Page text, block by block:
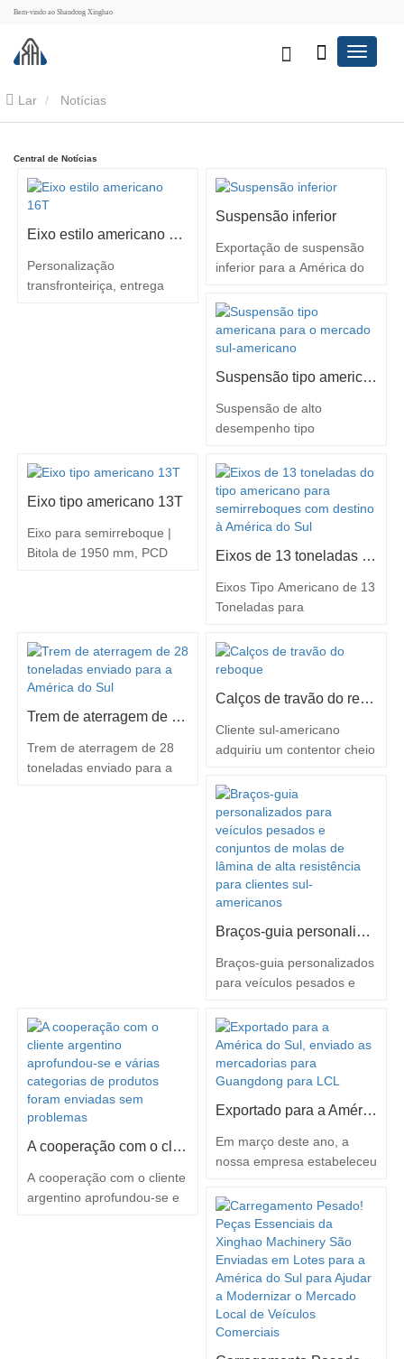
Bem-vindo ao Shandong Xinghao
Lar Notícias
Central de Notícias
Eixo estilo americano 16T
Personalização
transfronteiriça, entrega
personalizados de 16
toneladas, desenvolvidos e
fabricados pela nossa…
Suspensão inferior
Exportação de suspensão
inferior para a América do
necessidades do cliente.
Principais recursos
Disposição Estrutural: As
posicionadas abaixo do
eixo, fixas a este pela parte
superior por meio de
placa inferior. Centro de…
Suspensão tipo americana para o mercado sul-americano
Suspensão de alto
desempenho tipo
lâmina para a América do
Sul
Eixo tipo americano 13T
Eixo para semirreboque |
Bitola de 1950 mm, PCD
do Sul
Eixos de 13 toneladas do tipo americano para semirreboques com destino à América do Sul
Eixos Tipo Americano de 13
Toneladas para
Destino à América do Sul
Especificações do produto:
americano 13T • Veículos
aplicáveis: Semirreboques,
reboques completos,
baixa • Destaques técnicos:
Invólucro do veio em tubo
de aço sem…
Trem de aterragem de 28 toneladas enviado para a América do Sul
Trem de aterragem de 28
toneladas enviado para a
Calços de travão do reboque
Cliente sul-americano
adquiriu um contentor cheio
semirreboques e camiões:
Este produto é um
componente essencial de
segurança no sistema de
travagem do veículo.
Fabricado com precisão e
materiais de alta
resistência, garante uma
desgaste, ao calor e…
Braços-guia personalizados para veículos pesados e conjuntos de molas de lâmina de alta resistência para clientes sul-americanos
Braços-guia personalizados
para veículos pesados e
lâmina de alta resistência
para clientes sul-
americanos Como
fabricante líder do setor de
peças automóveis, temos a
honra de oferecer aos
clientes do mercado sul-
americano: ✓ Sistemas de
precisão ✓…
A cooperação com o cliente argentino aprofundou-se e várias categorias de produtos foram enviadas sem problemas
A cooperação com o cliente
argentino aprofundou-se e
Exportado para a América do Sul, enviado as mercadorias para Guangdong para LCL
Em março deste ano, a
nossa empresa estabeleceu
clientes sul-americanos. Em
resposta ao pedido do
cliente por diversas peças
para semirreboques, a
nossa empresa aproveitou
ao máximo as suas
vantagens na cadeia de
abastecimento e forneceu